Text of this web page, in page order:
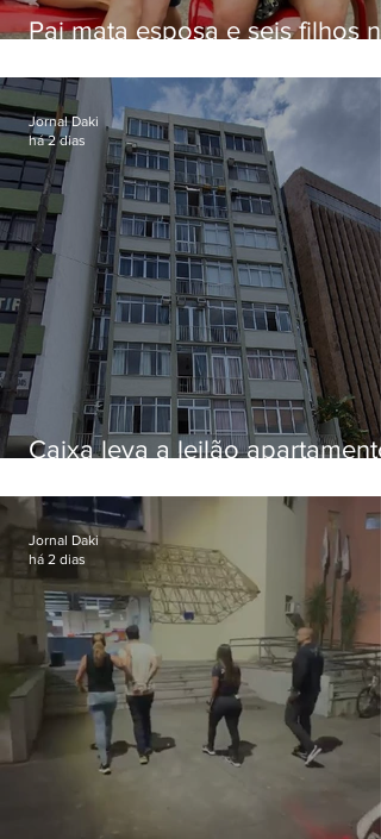
Pai mata esposa e seis filhos
Caixa leva a leilão apartamento
Botafogo
Jornal Daki
há 2 dias
Jornal Daki
há 2 dias